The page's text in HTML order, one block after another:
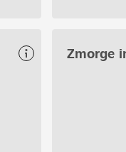
Zmorge